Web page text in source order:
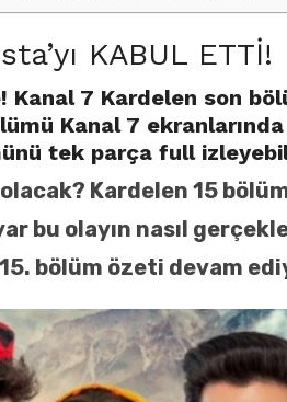
KABUL ETTİ!
Kanal 7 Kardelen son
Kanal 7
tek parça full
Kardelen 15
bu olayın nasıl
15. bölüm özeti devam